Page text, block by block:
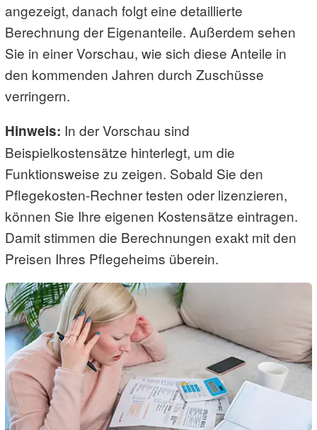
angezeigt, danach folgt eine detaillierte
Berechnung der Eigenanteile. Außerdem sehen
Sie in einer Vorschau, wie sich diese Anteile in
den kommenden Jahren durch Zuschüsse
verringern.
Hinweis: In der Vorschau sind
Beispielkostensätze hinterlegt, um die
Funktionsweise zu zeigen. Sobald Sie den
Pflegekosten-Rechner testen oder lizenzieren,
können Sie Ihre eigenen Kostensätze eintragen.
Damit stimmen die Berechnungen exakt mit den
Preisen Ihres Pflegeheims überein.